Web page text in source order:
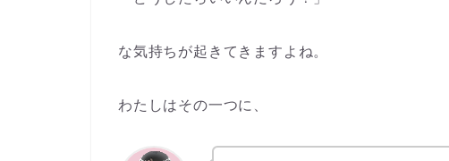
な気持ちが起きてきますよね。
わたしはその一つに、